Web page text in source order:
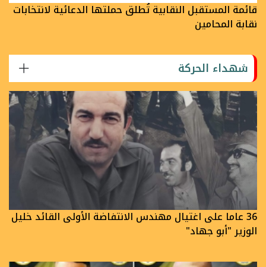
قائمة المستقبل النقابية تُطلق حملتها الدعائية لانتخابات
نقابة المحامين
شهداء الحركة
36 عاما على اغتيال مهندس الانتفاضة الأولى القائد خليل
الوزير "أبو جهاد"